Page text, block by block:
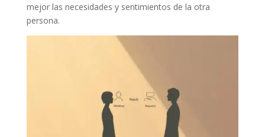
mejor las necesidades y sentimientos de la otra
persona.